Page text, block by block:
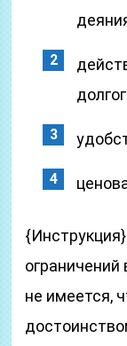
ограничений
не имеется,